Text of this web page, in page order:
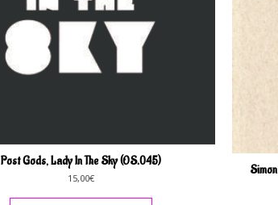
Post Gods, Lady In The Sky (OS.045)
15,00€